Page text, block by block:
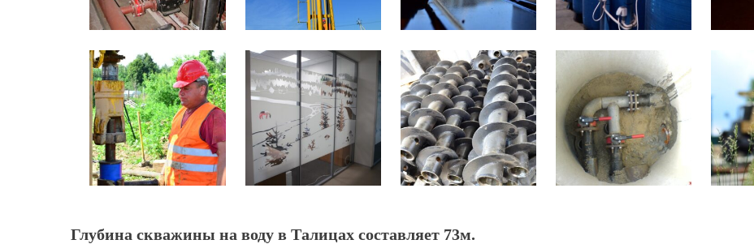
Глубина скважины на воду в Талицах составляет 73м.